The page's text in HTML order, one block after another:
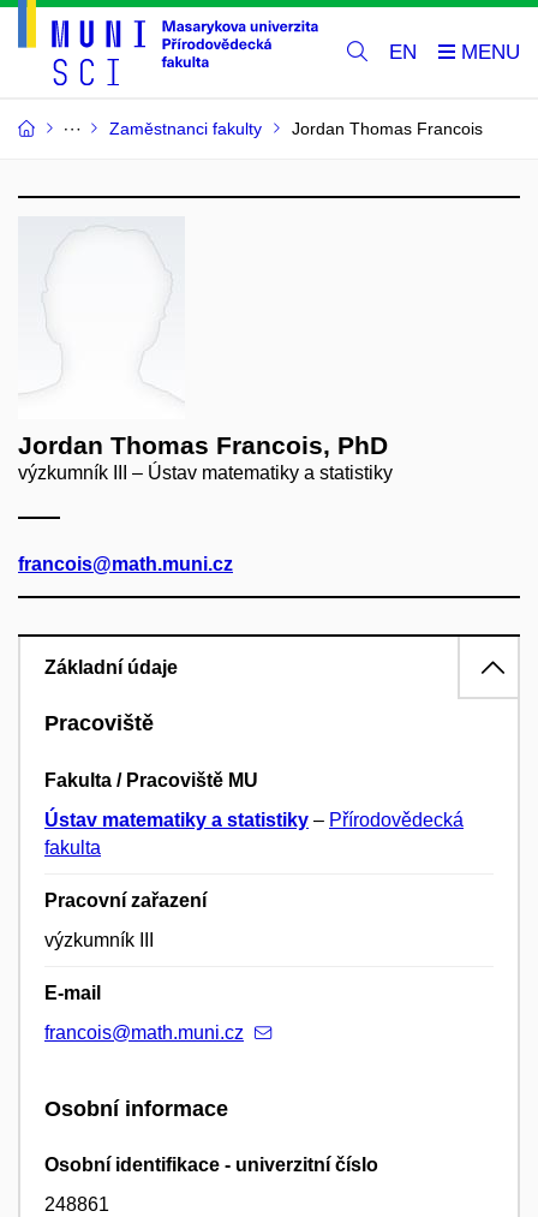
EN
Zaměstnanci fakulty Jordan Thomas Francois
Jordan Thomas Francois, PhD
výzkumník III – Ústav matematiky a statistiky
francois@math.muni.cz
Základní údaje
Pracoviště
Fakulta / Pracoviště MU
Ústav matematiky a statistiky – Přírodovědecká
fakulta
Pracovní zařazení
výzkumník III
E-mail
francois@math.muni.cz
Osobní informace
Osobní identifikace - univerzitní číslo
248861